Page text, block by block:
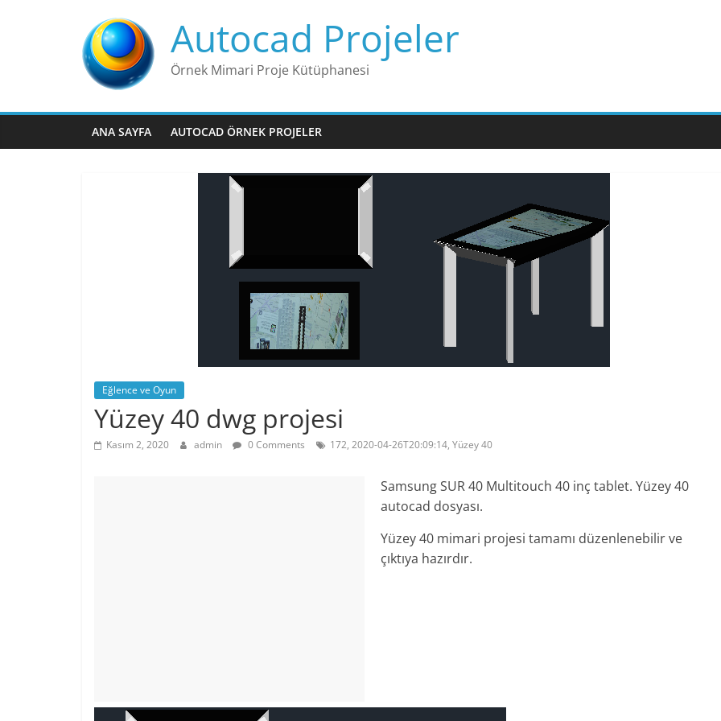
Autocad Projeler
Örnek Mimari Proje Kütüphanesi
ANA SAYFA AUTOCAD ÖRNEK PROJELER
Eğlence ve Oyun
Yüzey 40 dwg projesi
Kasım 2, 2020 admin 0 Comments 172, 2020-04-26T20:09:14, Yüzey 40
Samsung SUR 40 Multitouch 40 inç tablet. Yüzey 40
autocad dosyası.
Yüzey 40 mimari projesi tamamı düzenlenebilir ve
çıktıya hazırdır.